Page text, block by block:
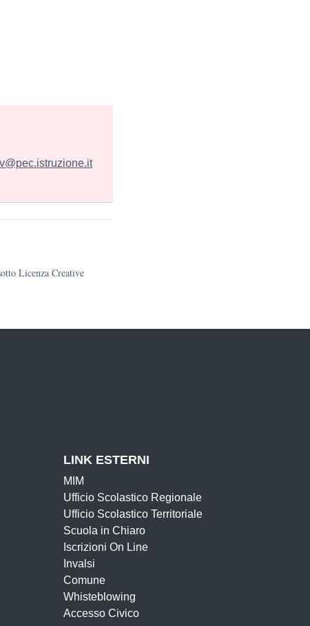
Licenza Creative
LINK ESTERNI
MIM
Ufficio Scolastico Regionale
Ufficio Scolastico Territoriale
Scuola in Chiaro
Iscrizioni On Line
Invalsi
Comune
Whisteblowing
Accesso Civico